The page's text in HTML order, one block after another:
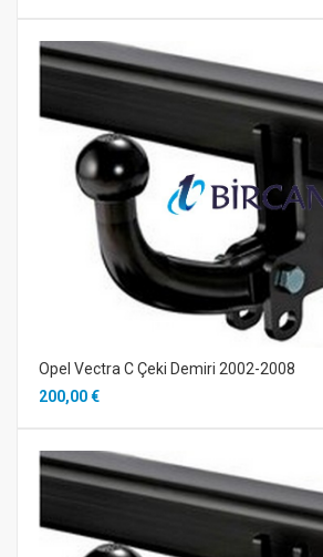
Opel Vectra C Çeki Demiri 2002-2008
200,00 €